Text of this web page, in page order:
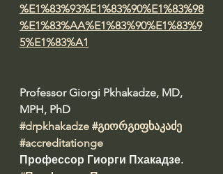
%E1%83%93%E1%83%90%E1%83%98
%E1%83%AA%E1%83%90%E1%83%9
5%E1%83%A1
Professor Giorgi Pkhakadze, MD,
MPH, PhD
#drpkhakadze #გიორგიფხაკაძე
#accreditationge
Профессор Гиорги Пхакадзе.